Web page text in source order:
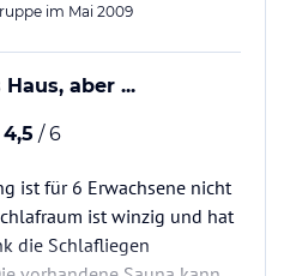
im Mai 2009
aber ...
4,5 / 6
ist für 6 Erwachsene nicht
ist winzig und hat
die Schlafliegen